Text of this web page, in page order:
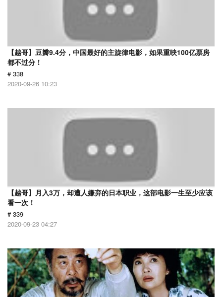
【越哥】豆瓣9.4分，中国最好的主旋律电影，如果重映100亿票房
都不过分！
# 338
2020-09-26 10:23
【越哥】月入3万，却遭人嫌弃的日本职业，这部电影一生至少应该
看一次！
# 339
2020-09-23 04:27